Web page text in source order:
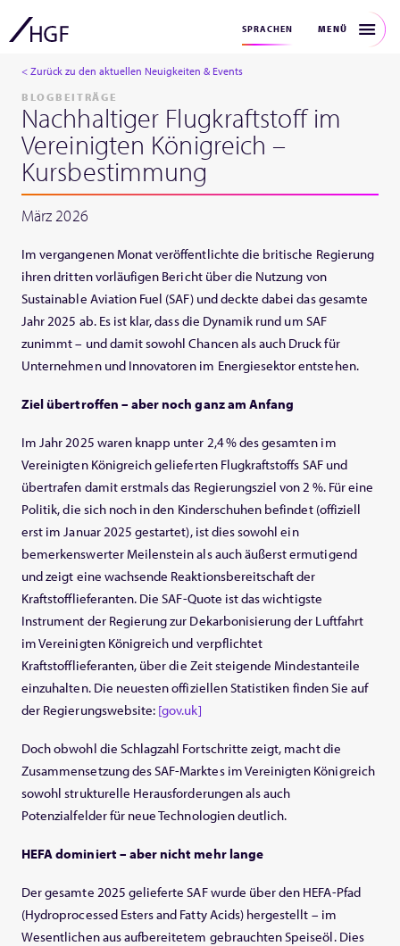
SPRACHEN MENÜ
< Zurück zu den aktuellen Neuigkeiten & Events
BLOGBEITRÄGE
Nachhaltiger Flugkraftstoff im
Vereinigten Königreich –
Kursbestimmung
März 2026
Im vergangenen Monat veröffentlichte die britische Regierung
ihren dritten vorläufigen Bericht über die Nutzung von
Sustainable Aviation Fuel (SAF) und deckte dabei das gesamte
Jahr 2025 ab. Es ist klar, dass die Dynamik rund um SAF
zunimmt – und damit sowohl Chancen als auch Druck für
Unternehmen und Innovatoren im Energiesektor entstehen.
Ziel übertroffen – aber noch ganz am Anfang
Im Jahr 2025 waren knapp unter 2,4 % des gesamten im
Vereinigten Königreich gelieferten Flugkraftstoffs SAF und
übertrafen damit erstmals das Regierungsziel von 2 %. Für eine
Politik, die sich noch in den Kinderschuhen befindet (offiziell
erst im Januar 2025 gestartet), ist dies sowohl ein
bemerkenswerter Meilenstein als auch äußerst ermutigend
und zeigt eine wachsende Reaktionsbereitschaft der
Kraftstofflieferanten. Die SAF‑Quote ist das wichtigste
Instrument der Regierung zur Dekarbonisierung der Luftfahrt
im Vereinigten Königreich und verpflichtet
Kraftstofflieferanten, über die Zeit steigende Mindestanteile
einzuhalten. Die neuesten offiziellen Statistiken finden Sie auf
der Regierungswebsite: [gov.uk]
Doch obwohl die Schlagzahl Fortschritte zeigt, macht die
Zusammensetzung des SAF‑Marktes im Vereinigten Königreich
sowohl strukturelle Herausforderungen als auch
Potenzialfelder für neue Technologien deutlich.
HEFA dominiert – aber nicht mehr lange
Der gesamte 2025 gelieferte SAF wurde über den HEFA‑Pfad
(Hydroprocessed Esters and Fatty Acids) hergestellt – im
Wesentlichen aus aufbereitetem gebrauchten Speiseöl. Dies